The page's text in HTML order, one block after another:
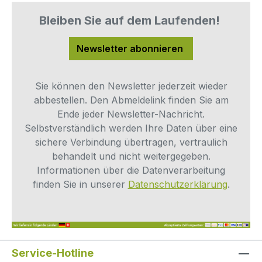
x 1000115 - Anschlussset -
Waschmaschine oder Geschirrspüler -
3/8" Rohr AD auf 3/4" Außengewinde 1
Bleiben Sie auf dem Laufenden!
Newsletter abonnieren
Sie können den Newsletter jederzeit wieder
abbestellen. Den Abmeldelink finden Sie am
Ende jeder Newsletter-Nachricht.
Selbstverständlich werden Ihre Daten über eine
sichere Verbindung übertragen, vertraulich
behandelt und nicht weitergegeben.
Informationen über die Datenverarbeitung
finden Sie in unserer Datenschutzerklärung.
Service-Hotline